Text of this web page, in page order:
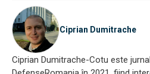
Ciprian Dumitrache
Ciprian Dumitrache-Cotu este